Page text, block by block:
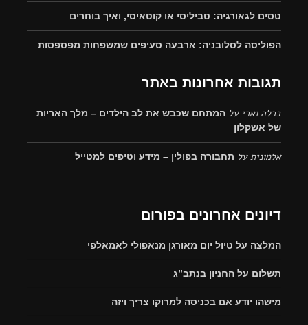
טסים לגאורגיה: טביליסי או קוטאיסי, ואיך בוחרים
הפוליסה לסלובניה: ארבעה סעיפים שמשפחות מפספסות
תגובות אחרונות באתר
ברלה וארי על המתחם שכבש את לב הילדים – מלך האריות
של אשקלון
אלמוניתעל תחבורה בפולין – מידע וטיפים למטייל
דיונים אחרונים בפורום
המלצה על טיול יום מאורגן מנאפולי לאמאלפי
תשלום על החניון בנתב”ג
מישהו יודע אם בכניסה למרוקו צריך ויזה